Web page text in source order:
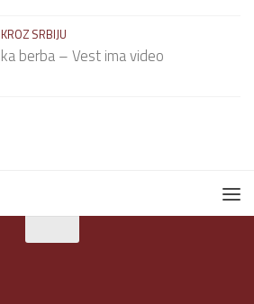
SRBIJU
berba – Vest ima video